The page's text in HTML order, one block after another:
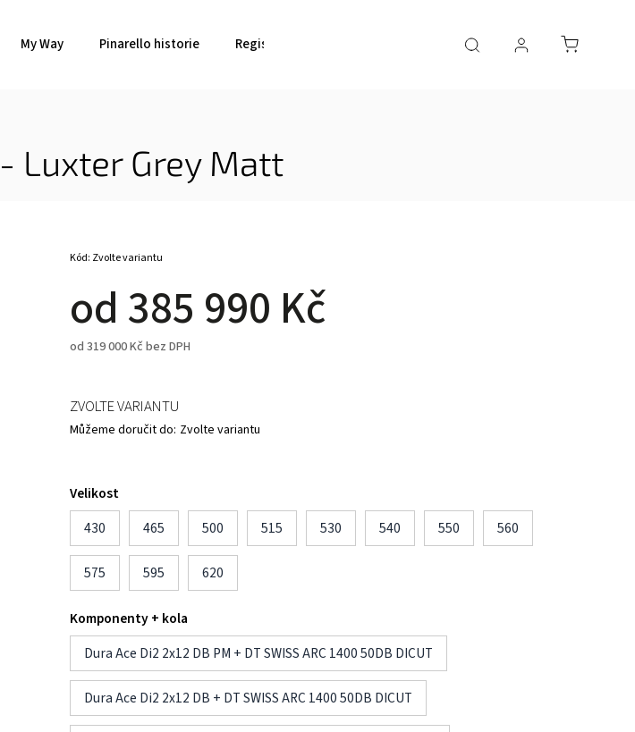
My Way Pinarello historie Registrace rámu
Luxter Grey Matt
od 385 990 Kč
od319 000 Kč bez DPH
Kód: Zvolte variantu
Velikost
430
465 500 515 530 540 550 560
575 595 620
Komponenty + kola
Dura Ace Di2 2x12 DB PM + DT SWISS ARC 1400 50DB DICUT
Dura Ace Di2 2x12 DB + DT SWISS ARC 1400 50DB DICUT
ZVOLTE VARIANTU
Můžeme doručit do: Zvolte variantu